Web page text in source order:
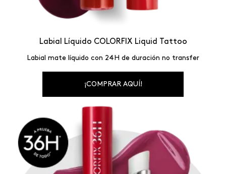
Labial Líquido COLORFIX Liquid Tattoo
Labial mate líquido con 24H de duración no transfer
¡COMPRAR AQUÍ!